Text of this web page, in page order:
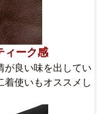
ィーク感
が良い味を出してい
着使いもオススメし